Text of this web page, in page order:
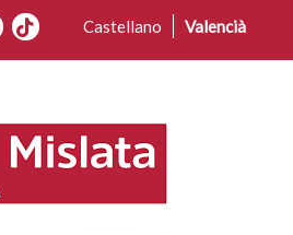
Castellano Valencià